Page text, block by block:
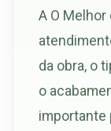
A O
da obra, o
o
importante